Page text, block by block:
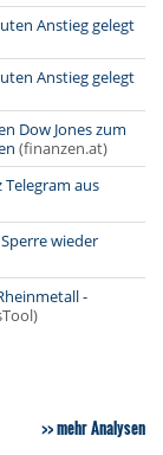
Anstieg gelegt
Anstieg gelegt
Dow Jones zum
(finanzen.at)
Telegram aus
wieder
-
mehr Analysen